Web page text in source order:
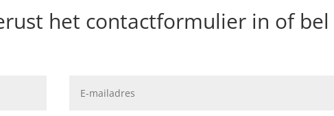
het contactformulier in of bel